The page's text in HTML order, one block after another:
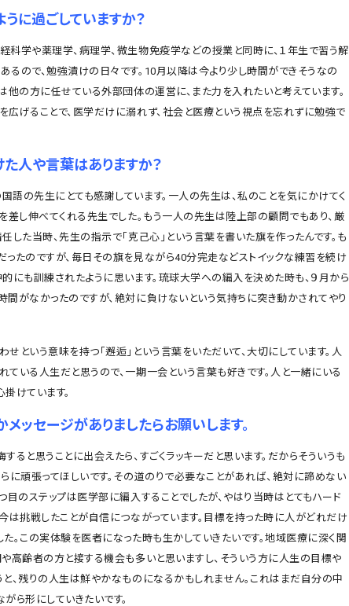
に過ごしていますか？
学や薬理学、病理学、微生物免疫学などの授業と同時に、１年生で習う解
るので、勉強漬けの日々です。10月以降は今より少し時間ができそうなの
他の方に任せている外部団体の運営に、また力を入れたいと考えています。
広げることで、医学だけに溺れず、社会と医療という視点を忘れずに勉強で
人や言葉はありますか？
の先生にとても感謝しています。一人の先生は、私のことを気にかけてく
差し伸べてくれる先生でした。もう一人の先生は陸上部の顧問でもあり、厳
した当時、先生の指示で「克己心」という言葉を書いた旗を作ったんです。も
ったのですが、毎日その旗を見ながら40分完走などストイックな練習を続け
にも訓練されたように思います。琉球大学への編入を決めた時も、９月から
間がなかったのですが、絶対に負けないという気持ちに突き動かされてやり
という意味を持つ「邂逅」という言葉をいただいて、大切にしています。人
ている人生だと思うので、一期一会という言葉も好きです。人と一緒にいる
けています。
ッセージがありましたらお願いします。
ると思うことに出会えたら、すごくラッキーだと思います。だからそういうも
に頑張ってほしいです。その道のりで必要なことがあれば、絶対に諦めない
目のステップは医学部に編入することでしたが、やはり当時はとてもハード
は挑戦したことが自信につながっています。目標を持った時に人がどれだけ
。この実体験を医者になった時も生かしていきたいです。地域医療に深く関
高齢者の方と接する機会も多いと思いますし、そういう方に人生の目標や
、残りの人生は鮮やかなものになるかもしれません。これはまだ自分の中
ら形にしていきたいです。